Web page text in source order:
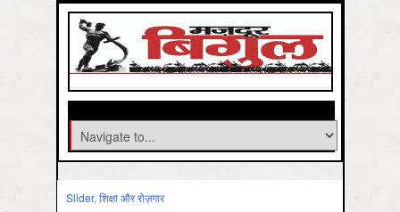
Slider, शिक्षा और रोज़गार